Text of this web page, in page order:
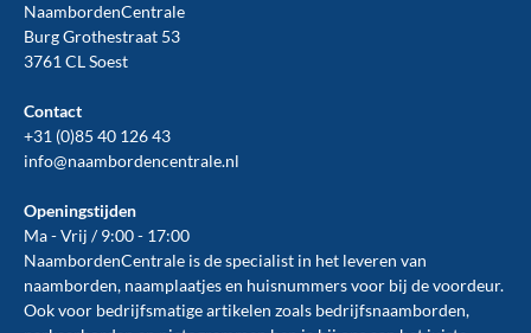
NaambordenCentrale
Burg Grothestraat 53
3761 CL Soest
Contact
+31 (0)85 40 126 43
info@naambordencentrale.nl
Openingstijden
Ma - Vrij / 9:00 - 17:00
NaambordenCentrale is de specialist in het leveren van
naamborden, naamplaatjes en huisnummers voor bij devoordeur.
Ook voor bedrijfsmatige artikelen zoals bedrijfsnaamborden,